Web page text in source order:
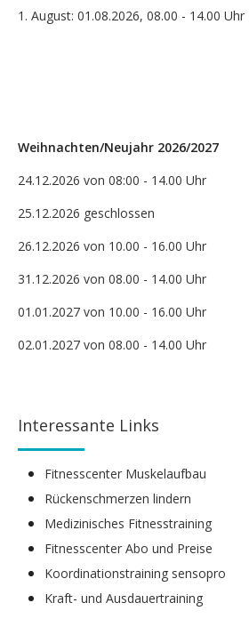
1. August: 01.08.2026, 08.00 - 14.00 Uhr
Weihnachten/Neujahr 2026/2027
24.12.2026 von 08:00 - 14.00 Uhr
25.12.2026 geschlossen
26.12.2026 von 10.00 - 16.00 Uhr
31.12.2026 von 08.00 - 14.00 Uhr
01.01.2027 von 10.00 - 16.00 Uhr
02.01.2027 von 08.00 - 14.00 Uhr
Interessante Links
Fitnesscenter Muskelaufbau
Rückenschmerzen lindern
Medizinisches Fitnesstraining
Fitnesscenter Abo und Preise
Koordinationstraining sensopro
Kraft- und Ausdauertraining